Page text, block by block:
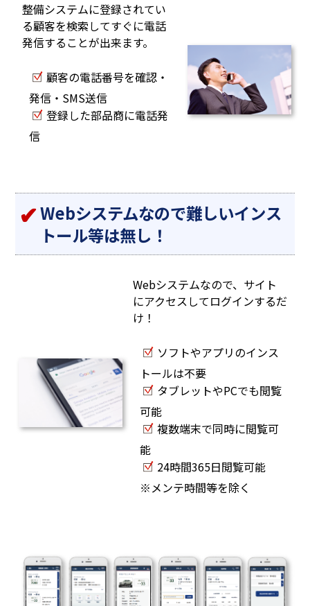
整備システムに登録されてい
る顧客を検索してすぐに電話
発信することが出来ます。
顧客の電話番号を確認・
発信・SMS送信
登録した部品商に電話発
信
Webシステムなので難しいインス
トール等は無し！
Webシステムなので、サイト
にアクセスしてログインするだ
け！
ソフトやアプリのインス
トールは不要
タブレットやPCでも閲覧
可能
複数端末で同時に閲覧可
能
24時間365日閲覧可能
※メンテ時間等を除く